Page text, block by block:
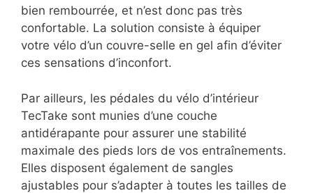
bien rembourrée, et n’est donc pas très
confortable. La solution consiste à équiper
votre vélo d’un couvre-selle en gel afin d’éviter
ces sensations d’inconfort.
Par ailleurs, les pédales du vélo d’intérieur
TecTake sont munies d’une couche
antidérapante pour assurer une stabilité
maximale des pieds lors de vos entraînements.
Elles disposent également de sangles
ajustables pour s’adapter à toutes les tailles de